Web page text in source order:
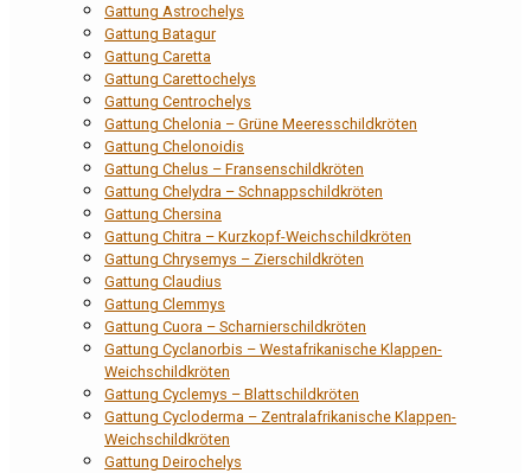
Gattung Astrochelys
Gattung Batagur
Gattung Caretta
Gattung Carettochelys
Gattung Centrochelys
Gattung Chelonia – Grüne Meeresschildkröten
Gattung Chelonoidis
Gattung Chelus – Fransenschildkröten
Gattung Chelydra – Schnappschildkröten
Gattung Chersina
Gattung Chitra – Kurzkopf-Weichschildkröten
Gattung Chrysemys – Zierschildkröten
Gattung Claudius
Gattung Clemmys
Gattung Cuora – Scharnierschildkröten
Gattung Cyclanorbis – Westafrikanische Klappen-
Weichschildkröten
Gattung Cyclemys – Blattschildkröten
Gattung Cycloderma – Zentralafrikanische Klappen-
Weichschildkröten
Gattung Deirochelys